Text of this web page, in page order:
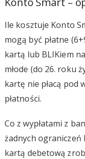
Ile kosztuje Konto
mogą być płatne
kartą lub BLIKiem
młode (do 26. roku
kartę nie płacą pod
płatności.
Co z wypłatami z
żadnych ograniczeń
kartą debetową